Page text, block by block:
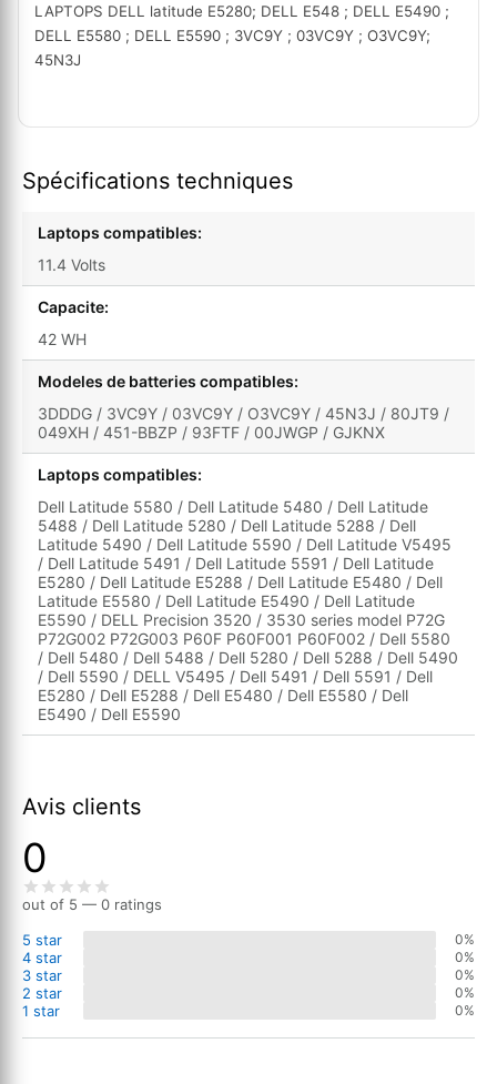
LAPTOPS DELL latitude E5280; DELL E548 ; DELL E5490 ;
DELL E5580 ; DELL E5590 ; 3VC9Y ; 03VC9Y ; O3VC9Y;
45N3J
Spécifications techniques
Laptops compatibles:
11.4 Volts
Capacite:
42 WH
Modeles de batteries compatibles:
3DDDG / 3VC9Y / 03VC9Y / O3VC9Y / 45N3J / 80JT9 /
049XH / 451-BBZP / 93FTF / 00JWGP / GJKNX
Laptops compatibles:
Dell Latitude 5580 / Dell Latitude 5480 / Dell Latitude
5488 / Dell Latitude 5280 / Dell Latitude 5288 / Dell
Latitude 5490 / Dell Latitude 5590 / Dell Latitude V5495
/ Dell Latitude 5491 / Dell Latitude 5591 / Dell Latitude
E5280 / Dell Latitude E5288 / Dell Latitude E5480 / Dell
Latitude E5580 / Dell Latitude E5490 / Dell Latitude
E5590 / DELL Precision 3520 / 3530 series model P72G
P72G002 P72G003 P60F P60F001 P60F002 / Dell 5580
/ Dell 5480 / Dell 5488 / Dell 5280 / Dell 5288 / Dell 5490
/ Dell 5590 / DELL V5495 / Dell 5491 / Dell 5591 / Dell
E5280 / Dell E5288 / Dell E5480 / Dell E5580 / Dell
E5490 / Dell E5590
Avis clients
0
out of 5 — 0 ratings
5 star
0%
4 star 0%
3 star 0%
2 star 0%
1 star 0%